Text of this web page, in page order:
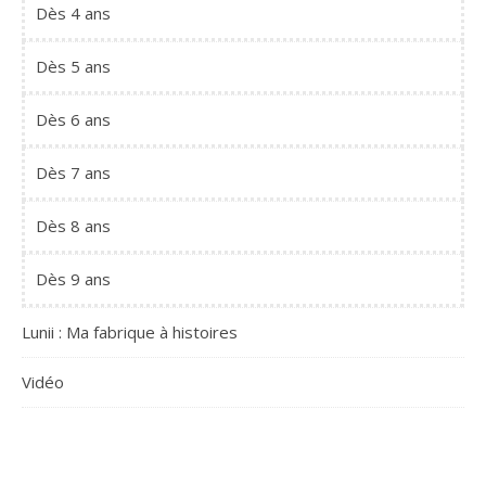
Dès 4 ans
Dès 5 ans
Dès 6 ans
Dès 7 ans
Dès 8 ans
Dès 9 ans
Lunii : Ma fabrique à histoires
Vidéo